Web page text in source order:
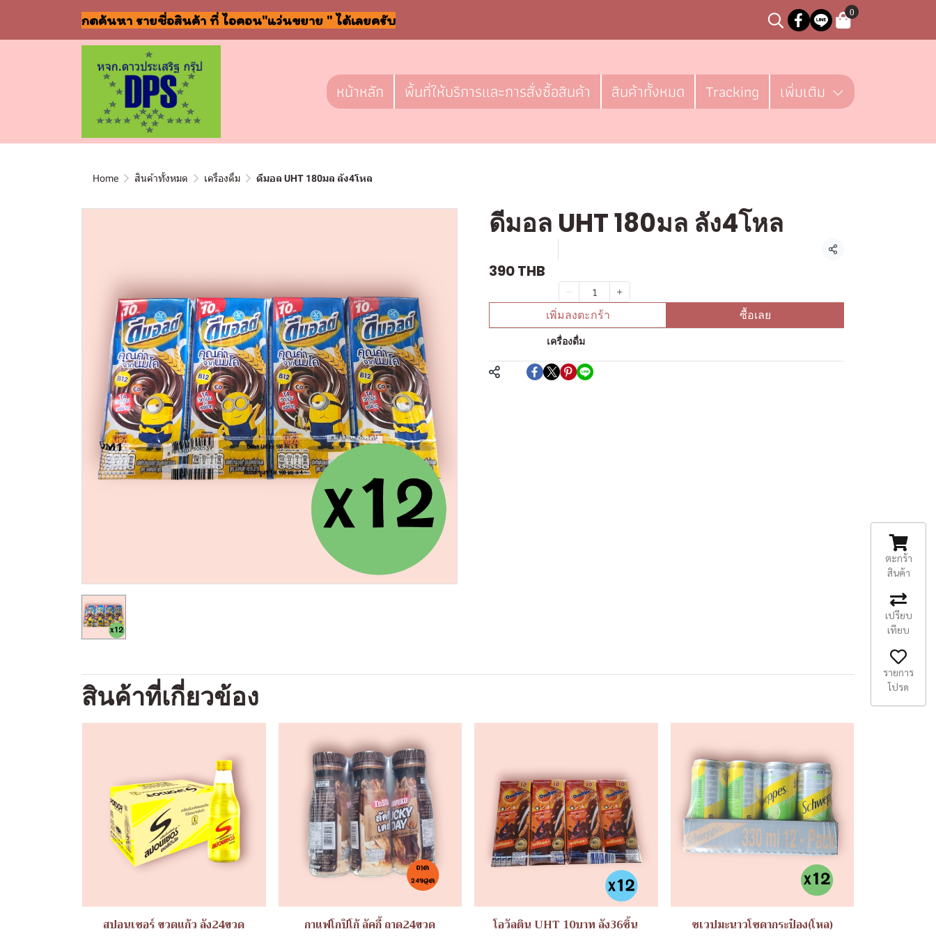
กดค้นหา รายชื่อสินค้า ที่ ไอคอน"แว่นขยาย " ได้เลยครับ
0
หน้าหลัก พื้นที่ให้บริการและการสั่งซื้อสินค้า สินค้าทั้งหมด Tracking เพิ่มเติม
Home สินค้าทั้งหมด เครื่องดื่ม ดีมอล UHT 180มล ลัง4โหล
ดีมอล UHT 180มล ลัง4โหล
แชร์
390 THB
เพิ่มลงตะกร้า ซื้อเลย
เครื่องดื่ม
สินค้าที่เกี่ยวข้อง
สปอนเซอร์ ขวดแก้ว ลัง24ขวด กาแฟโกปิโก้ ลัคกี้ ถาด24ขวด โอวัลติน UHT 10บาท ลัง36ชิ้น ชเวปมะนาวโซดากระป๋อง(โหล)
ตะกร้า
สินค้า
เปรียบ
เทียบ
รายการ
โปรด